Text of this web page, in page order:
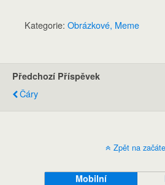
Kategorie: Obrázkové, Meme
Předchozí Příspěvek
Čáry
Zpět na
Mobilní